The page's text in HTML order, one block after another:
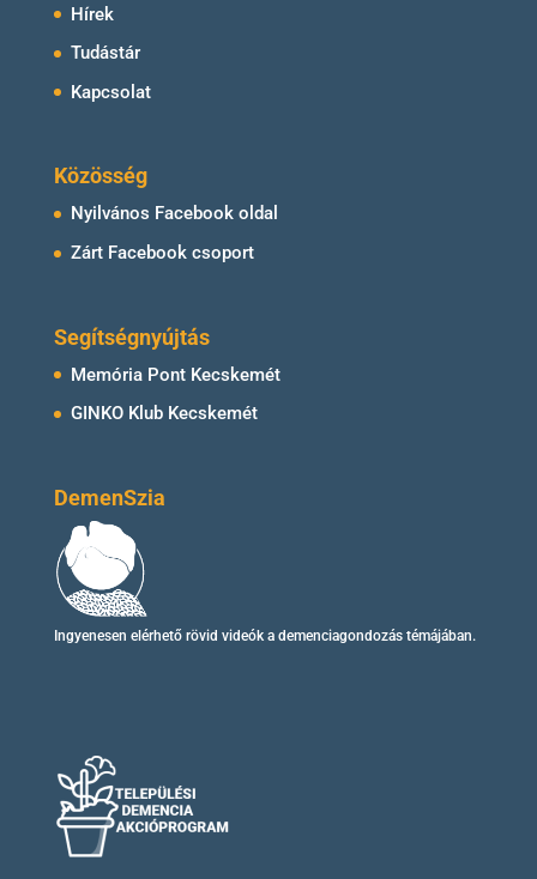
Hírek
Tudástár
Kapcsolat
Közösség
Nyilvános Facebook oldal
Zárt Facebook csoport
Segítségnyújtás
Memória Pont Kecskemét
GINKO Klub Kecskemét
DemenSzia
Ingyenesen elérhető rövid videóka demenciagondozás témájában.